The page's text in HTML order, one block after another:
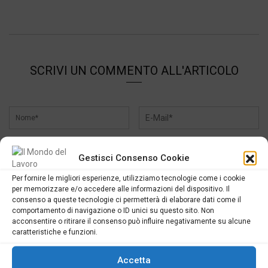
Gestisci Consenso Cookie
Per fornire le migliori esperienze, utilizziamo tecnologie come i cookie
per memorizzare e/o accedere alle informazioni del dispositivo. Il
consenso a queste tecnologie ci permetterà di elaborare dati come il
comportamento di navigazione o ID unici su questo sito. Non
acconsentire o ritirare il consenso può influire negativamente su alcune
caratteristiche e funzioni.
Accetta
SCRIVI UN COMMENTO ALL'ARTICOLO